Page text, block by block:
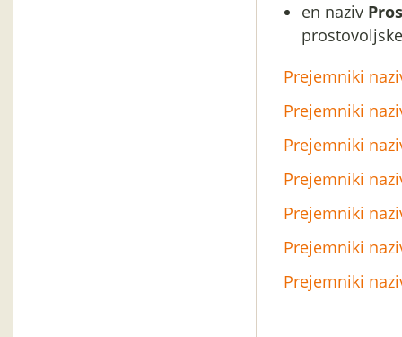
en naziv
Prejemniki
Prejemniki
Prejemniki
Prejemniki
Prejemniki
Prejemniki
Prejemniki